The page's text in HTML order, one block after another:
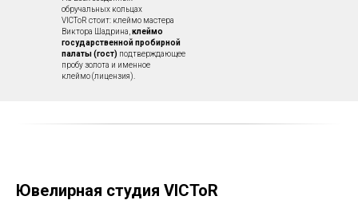
обручальных кольцах
VICToR стоит: клеймо мастера
Виктора Шадрина,клеймо
государственной пробирной
палаты (гост) подтверждающее
пробу золота и именное
клеймо (лицензия).
Ювелирная студия VICToR